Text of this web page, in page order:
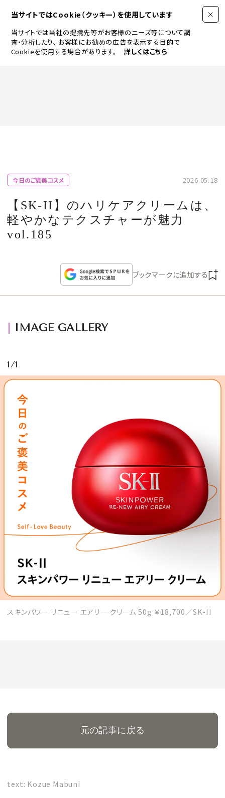
当サイトではCookie（クッキー）を使用しています
当サイトでは当社の提携先等がお客様のニーズ等について調
査・分析したり、 お客様にお勧めの広告を表示する目的で
Cookieを使用する場合があります。
詳しくはこちら
JEWELRY & WATCH
LIFESTYLE
CULTURE
CELEBRITY
WEDDING
SDGs
MAGAZINE
会員登録
Log in or Sign up
SPUR読者のためのメンバーシッププログラム
「The SPUR Club」。便利な機能と特典を無料で楽し
めます。
FOLLOW US
MAGAZINE
2026-07-23発売
今日のご褒美コスメ 2026.05.18
【SK-II】のハリケアクリームは、
軽やかなテクスチャーが魅力
vol.185
ブックマークに追加する
IMAGE GALLERY
1/1
スキンパワー リニュー エアリー クリーム 50g ￥18,700／SK-II
元の記事に戻る
text: Kozue Mabuni